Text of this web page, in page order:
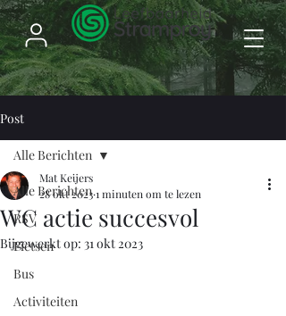
Post
Alle Berichten
RSV
Fietsen
Bus
Activiteiten
Alle Berichten
WC actie succesvol
Mat Keijers
28 okt 20231 minuten om te lezen
Bijgewerkt op: 31 okt 2023